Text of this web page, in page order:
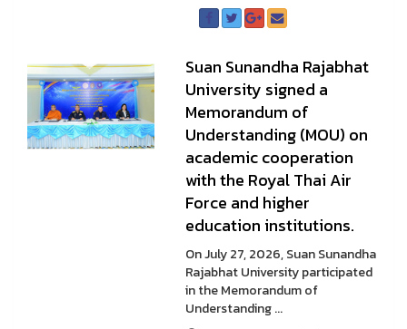
Suan Sunandha Rajabhat
University signed a
Memorandum of
Understanding (MOU) on
academic cooperation
with the Royal Thai Air
Force and higher
education institutions.
On July 27, 2026, Suan Sunandha
Rajabhat University participated
in the Memorandum of
Understanding ...